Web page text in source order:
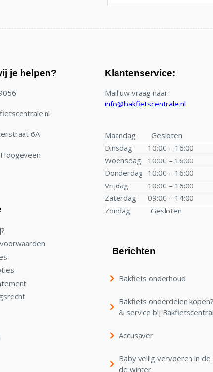
je helpen?
6A
Klantenservice:
Mail uw vraag naar:
info@bakfietscentrale.nl
Maandag
Gesloten
Dinsdag
10:00 – 16:00
Woensdag
10:00 – 16:00
Donderdag 10:00 – 16:00
Vrijdag
10:00 – 16:00
Zaterdag
09:00 – 14:00
Zondag
Gesloten
Berichten
Bakfiets onderhoud
Bakfiets onderdelen
& service bij
Accusaver
Baby veilig vervoeren in de
de winter